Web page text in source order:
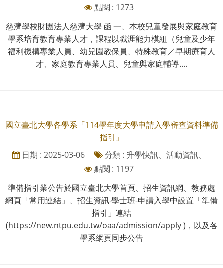
點閱 : 1273
慈濟學校財團法人慈濟大學 函 一、本校兒童發展與家庭教育
學系培育教育專業人才，課程以職涯能力模組（兒童及少年
福利機構專業人員、幼兒園教保員、特殊教育／早期療育人
才、家庭教育專業人員、兒童與家庭輔導....
國立臺北大學各學系「114學年度大學申請入學審查資料準備
指引」
日期 : 2025-03-06
分類 : 升學快訊、活動資訊、
點閱 : 1197
準備指引業公告於國立臺北大學首頁、招生資訊網、教務處
網頁「常用連結」、招生資訊-學士班-申請入學中設置「準備
指引」連結
(https://new.ntpu.edu.tw/oaa/admission/apply )，以及各
學系網頁同步公告